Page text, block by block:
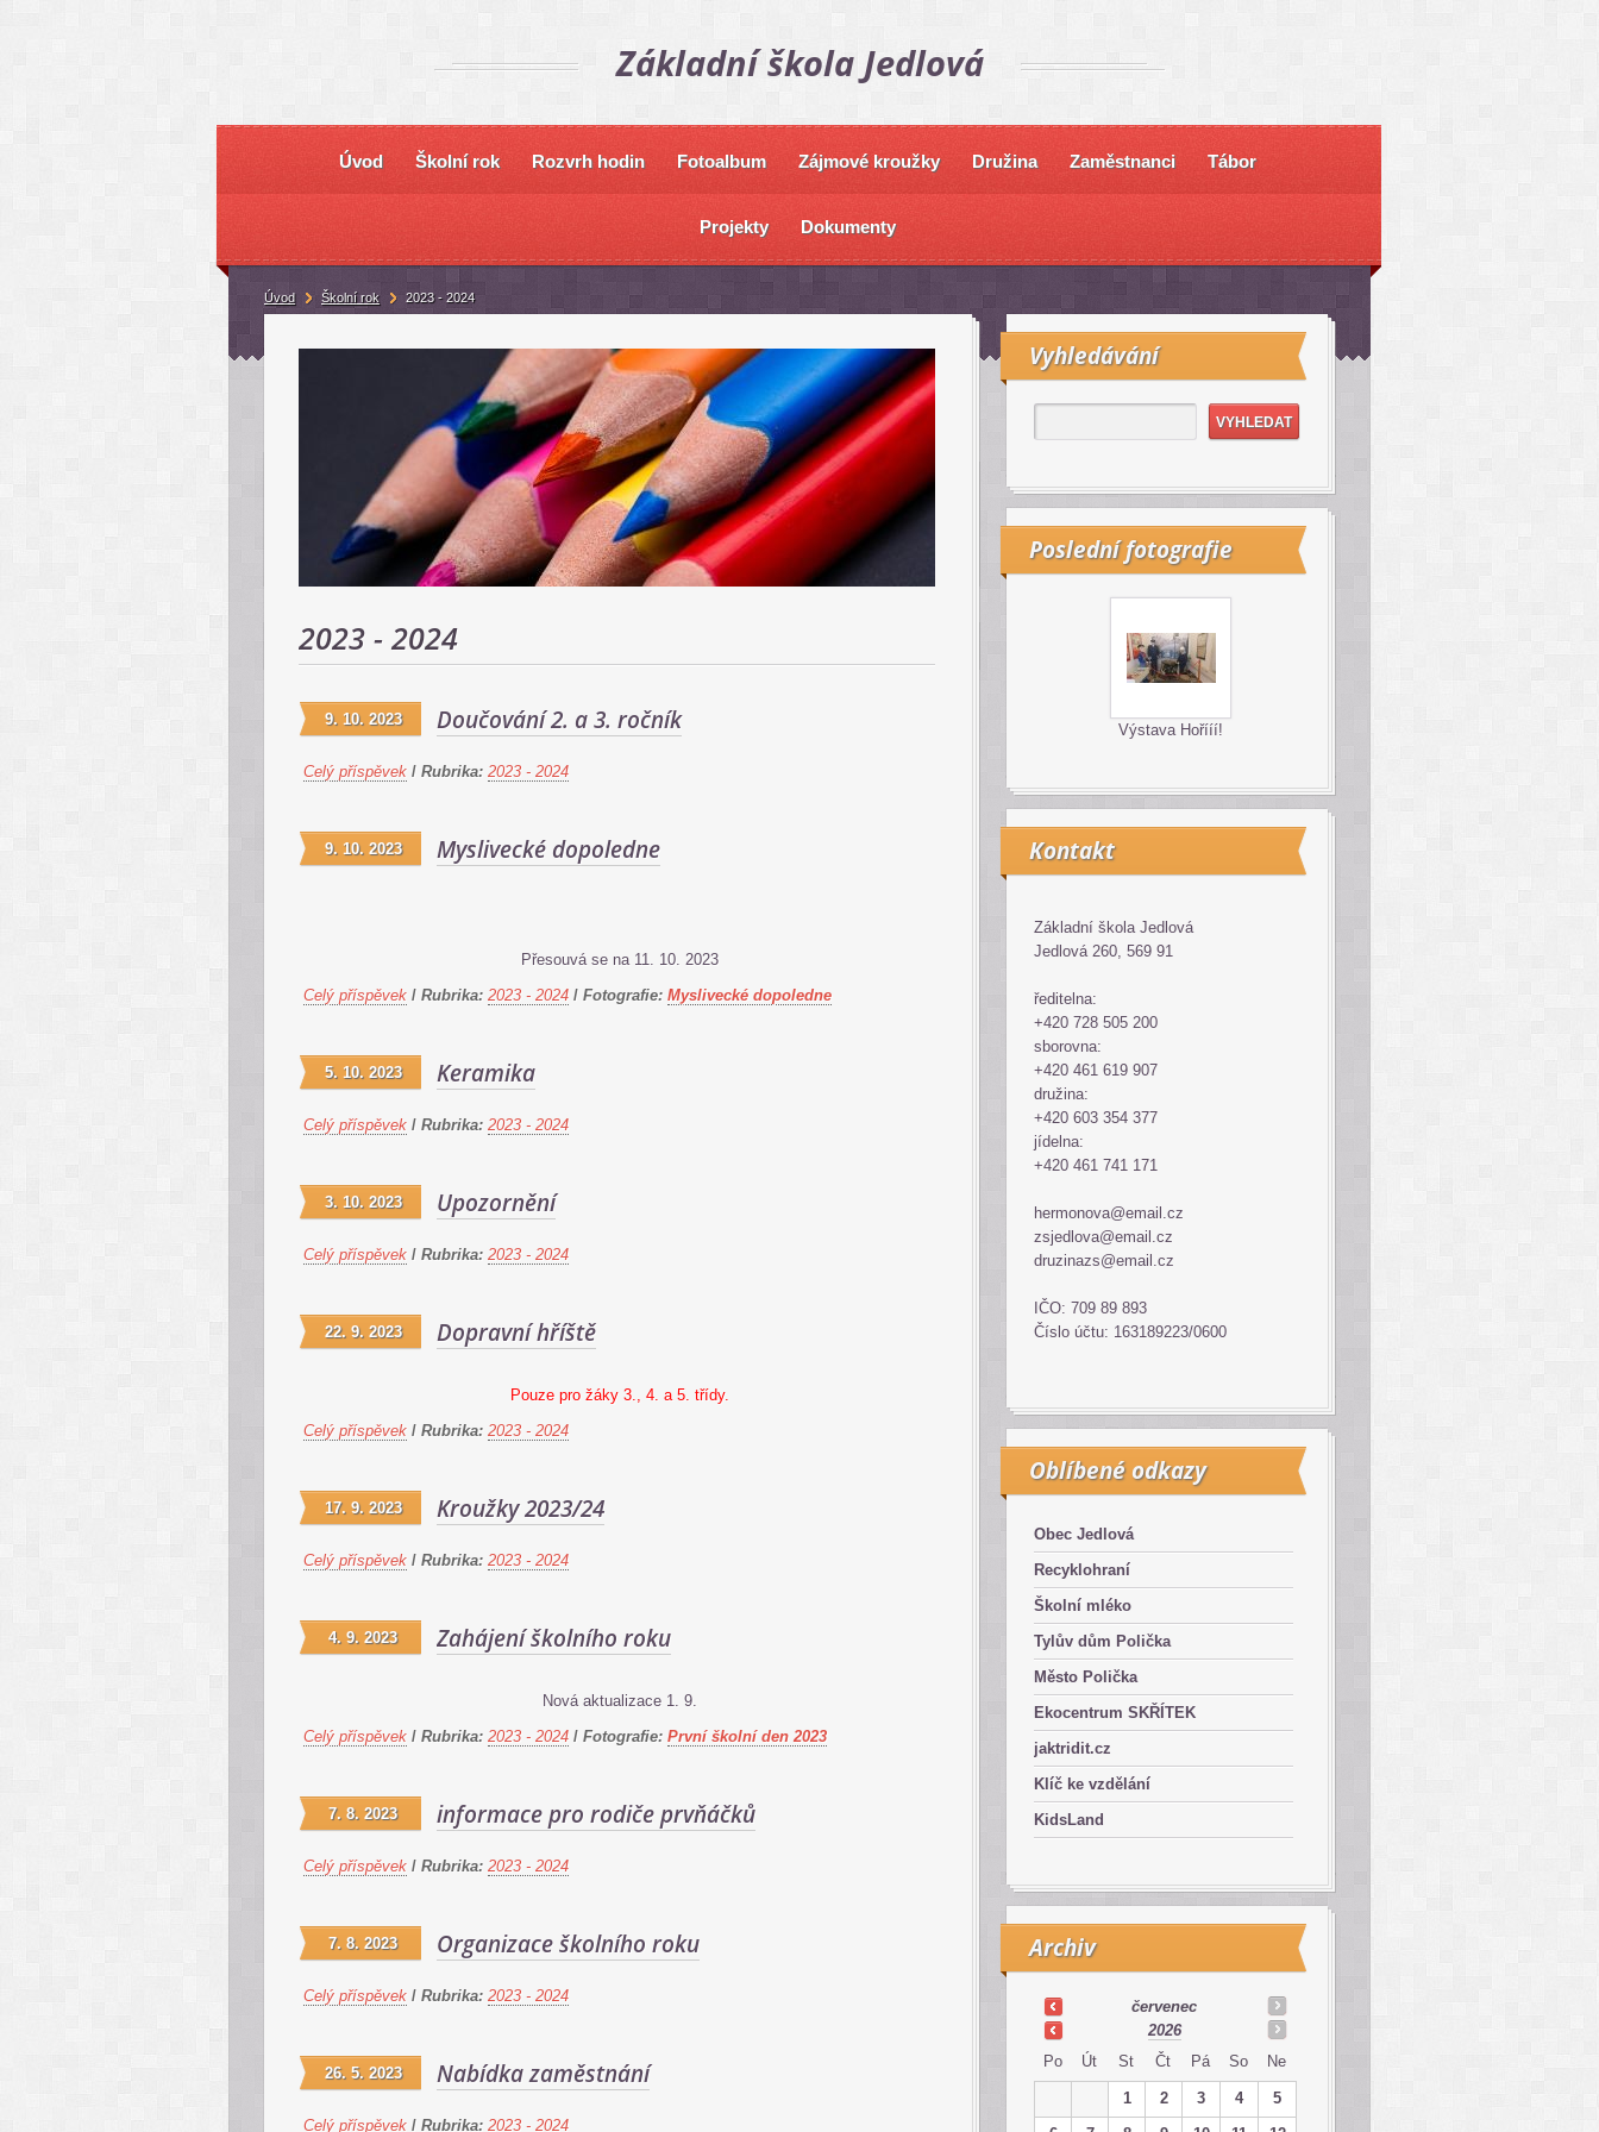
Základní škola Jedlová
Úvod Školní rok Rozvrh hodin Fotoalbum Zájmové kroužky Družina Zaměstnanci Tábor
Projekty Dokumenty
2023 - 2024
Doučování 2. a 3. ročník
9. 10. 2023
Celý příspěvek / Rubrika: 2023 - 2024
Myslivecké dopoledne
9. 10. 2023
Přesouvá se na 11. 10. 2023
Celý příspěvek / Rubrika: 2023 - 2024 / Fotografie: Myslivecké dopoledne
Keramika
5. 10. 2023
Celý příspěvek / Rubrika: 2023 - 2024
Upozornění
3. 10. 2023
Celý příspěvek / Rubrika: 2023 - 2024
Dopravní hříště
22. 9. 2023
Pouze pro žáky 3., 4. a 5. třídy.
Celý příspěvek / Rubrika: 2023 - 2024
Kroužky 2023/24
17. 9. 2023
Celý příspěvek / Rubrika: 2023 - 2024
Zahájení školního roku
4. 9. 2023
Nová aktualizace 1. 9.
Celý příspěvek / Rubrika: 2023 - 2024 / Fotografie: První školní den 2023
informace pro rodiče prvňáčků
7. 8. 2023
Celý příspěvek / Rubrika: 2023 - 2024
Organizace školního roku
7. 8. 2023
Celý příspěvek / Rubrika: 2023 - 2024
Nabídka zaměstnání
26. 5. 2023
Celý příspěvek / Rubrika: 2023 - 2024
Vyhledávání
Poslední fotografie
Výstava Hořííí!
Kontakt
Základní škola Jedlová
Jedlová 260, 569 91
ředitelna:
+420 728 505 200
sborovna:
+420 461 619 907
družina:
+420 603 354 377
jídelna:
+420 461 741 171
hermonova@email.cz
zsjedlova@email.cz
druzinazs@email.cz
IČO: 709 89 893
Číslo účtu: 163189223/0600
Oblíbené odkazy
Obec Jedlová
Recyklohraní
Školní mléko
Tylův dům Polička
Město Polička
Ekocentrum SKŘÍTEK
jaktridit.cz
Klíč ke vzdělání
KidsLand
Archiv
červenec
2026
Po
Út St Čt Pá So Ne
1 2 3 4
5
Úvod Školní rok 2023 - 2024